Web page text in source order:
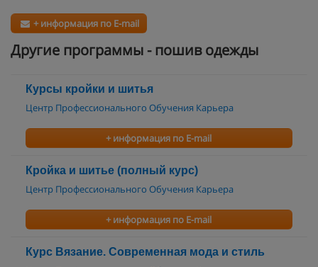
+ информация по E-mail
Другие программы - пошив одежды
Курсы кройки и шитья
Центр Профессионального Обучения Карьера
+ информация по E-mail
Кройка и шитье (полный курс)
Центр Профессионального Обучения Карьера
+ информация по E-mail
Курс Вязание. Современная мода и стиль